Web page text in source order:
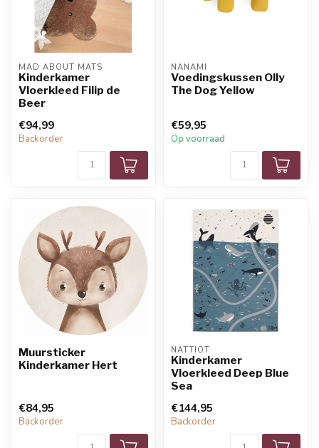
MAD ABOUT MATS
Kinderkamer
Vloerkleed Filip de
Beer
€94,99
Backorder
NANAMI
Voedingskussen Olly
The Dog Yellow
€59,95
Op voorraad
Muursticker
Kinderkamer Hert
€84,95
Backorder
NATTIOT
Kinderkamer
Vloerkleed Deep Blue
Sea
€144,95
Backorder